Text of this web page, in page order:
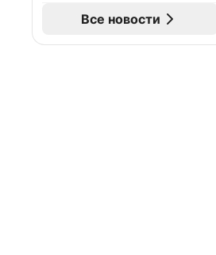
Все новости